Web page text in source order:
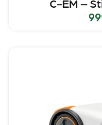
C-EM –